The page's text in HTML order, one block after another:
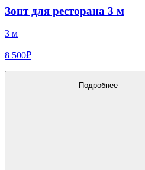
Зонт для ресторана 3 м
3 м
8 500₽
Подробнее